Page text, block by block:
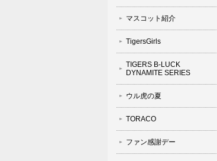
マスコット紹介
TigersGirls
TIGERS B-LUCK
DYNAMITE SERIES
ウル虎の夏
TORACO
ファン感謝デー